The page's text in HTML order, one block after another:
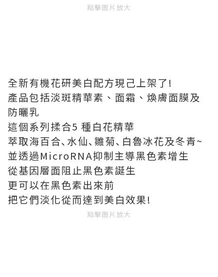
點擊圖片放大
全新有機花研美白配方現己上架了!
產品包括淡斑精華素、面霜、煥膚面膜及
防曬乳
這個系列揉合5 種白花精華
萃取海百合､水仙､雛菊､白魯冰花及冬青~
並透過MicroRNA抑制主導黑色素增生
從基因層面阻止黑色素誕生
更可以在黑色素出來前
把它們淡化從而達到美白效果!
點擊圖片放大